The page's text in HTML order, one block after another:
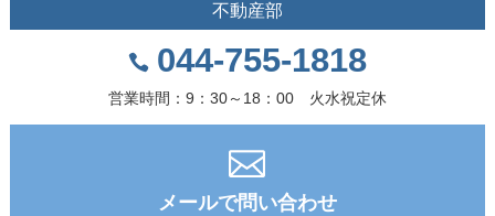
不動産部
044-755-1818
営業時間：9：30～18：00 火水祝定休
メールで問い合わせ